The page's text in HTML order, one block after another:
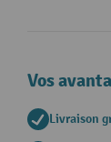
Vos
Livraison